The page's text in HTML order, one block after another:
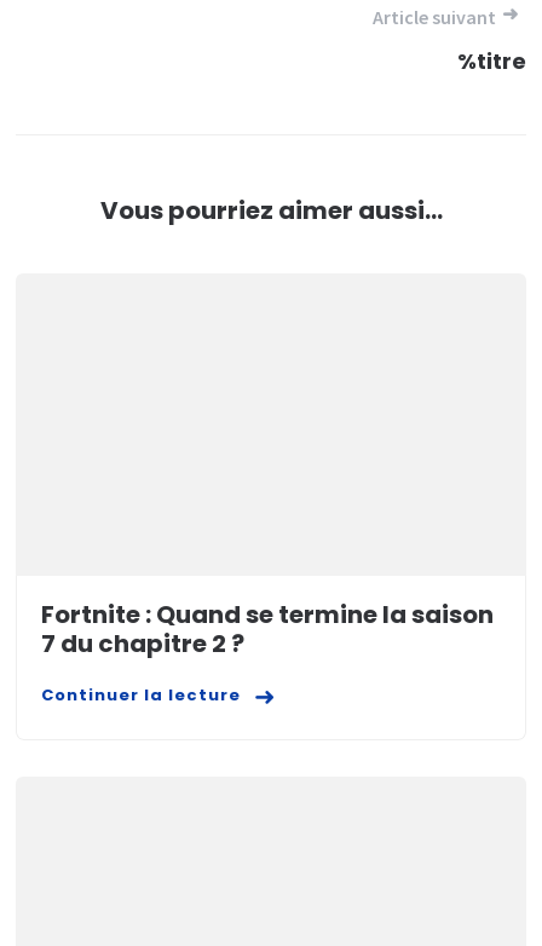
Article suivant
%titre
Vous pourriez aimer aussi...
Fortnite : Quand se termine la saison
7 du chapitre 2 ?
Continuer la lecture